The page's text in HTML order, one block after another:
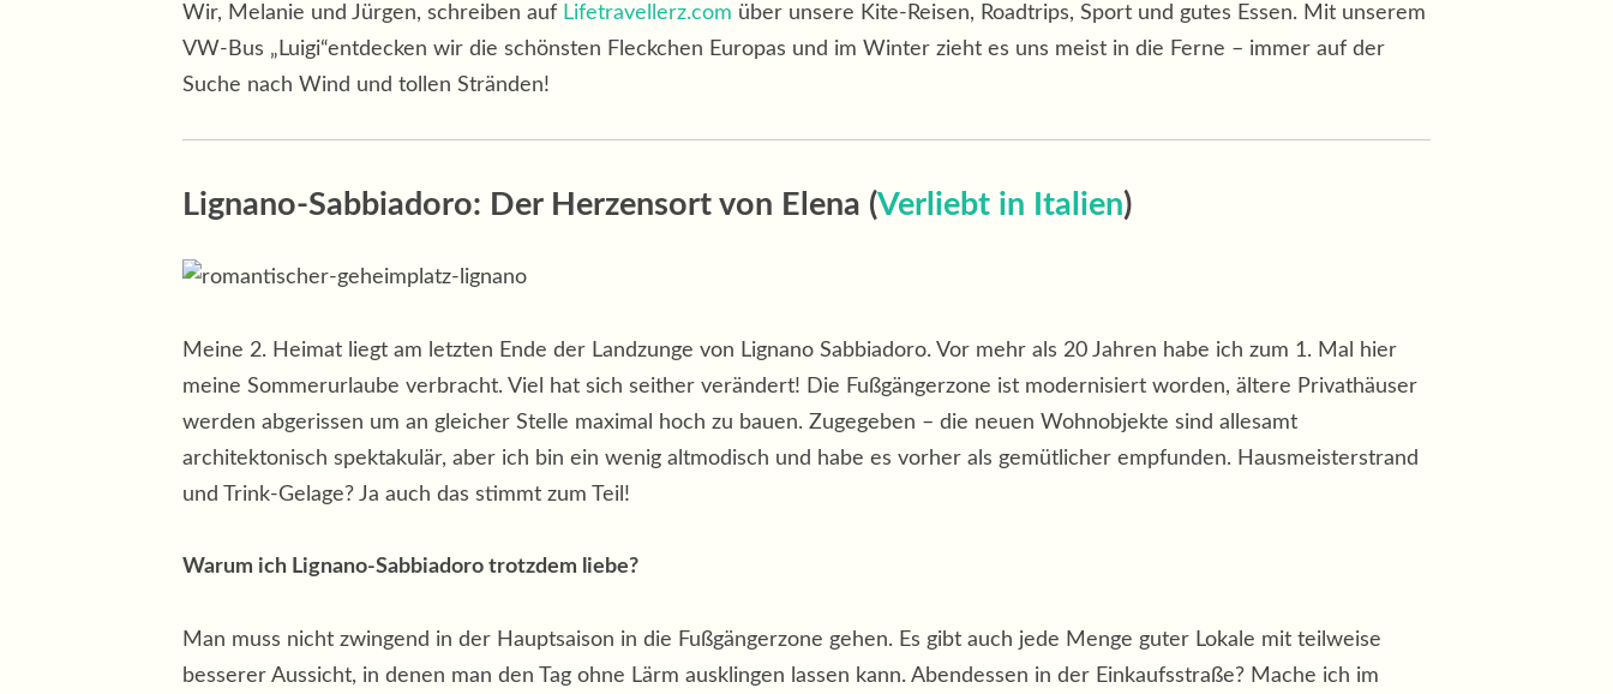
Wir, Melanie und Jürgen, schreiben auf Lifetravellerz.com über unsere Kite-Reisen, Roadtrips, Sport und gutes Essen. Mit unserem
VW-Bus „Luigi“entdecken wir die schönsten Fleckchen Europas und im Winter zieht es uns meist in die Ferne – immer auf der
Suche nach Wind und tollen Stränden!
Lignano-Sabbiadoro: Der Herzensort von Elena (Verliebt in Italien)
Meine 2. Heimat liegt am letzten Ende der Landzunge von Lignano Sabbiadoro. Vor mehr als 20 Jahren habe ich zum 1. Mal hier
meine Sommerurlaube verbracht. Viel hat sich seither verändert! Die Fußgängerzone ist modernisiert worden, ältere Privathäuser
werden abgerissen um an gleicher Stelle maximal hoch zu bauen. Zugegeben – die neuen Wohnobjekte sind allesamt
architektonisch spektakulär, aber ich bin ein wenig altmodisch und habe es vorher als gemütlicher empfunden. Hausmeisterstrand
und Trink-Gelage? Ja auch das stimmt zum Teil!
Warum ich Lignano-Sabbiadoro trotzdem liebe?
Man muss nicht zwingend in der Hauptsaison in die Fußgängerzone gehen. Es gibt auch jede Menge guter Lokale mit teilweise
besserer Aussicht, in denen man den Tag ohne Lärm ausklingen lassen kann. Abendessen in der Einkaufsstraße? Mache ich im